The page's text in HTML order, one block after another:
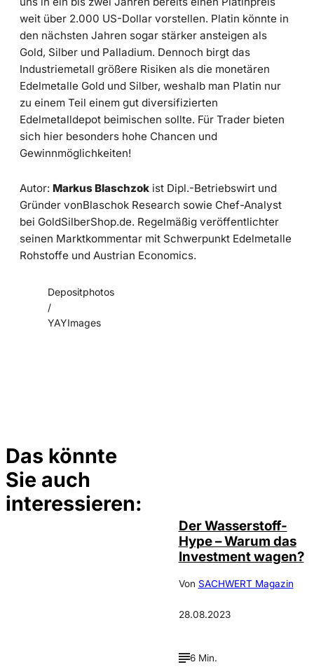
weit über 2.000 US-Dollar vorstellen. Platin könnte in
den nächsten Jahren sogar stärker ansteigen als
Gold, Silber und Palladium. Dennoch birgt das
Industriemetall größere Risiken als die monetären
Edelmetalle Gold und Silber, weshalb man Platin nur
zu einem Teil einem gut diversifizierten
Edelmetalldepot beimischen sollte. Für Trader bieten
sich hier besonders hohe Chancen und
Gewinnmöglichkeiten!
Autor: Markus Blaschzok ist Dipl.-Betriebswirt und
Gründer vonBlaschok Research sowie Chef-Analyst
bei GoldSilberShop.de. Regelmäßig veröffentlichter
seinen Marktkommentar mit Schwerpunkt Edelmetalle
Rohstoffe und Austrian Economics.
Depositphotos
/
YAYImages
Das könnte
Sie auch
interessieren:
Der Wasserstoff-
Hype – Warum das
Investment wagen?
Von SACHWERT Magazin
28.08.2023
6 Min.